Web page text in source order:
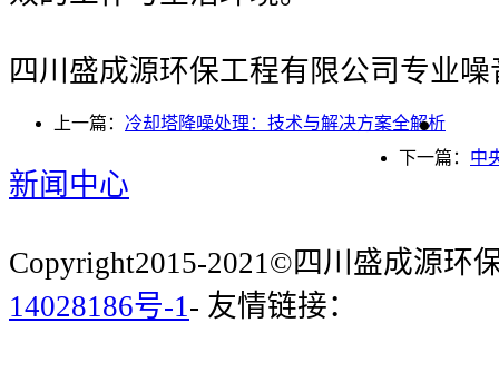
四川盛成源环保工程有限公司专业
上一篇： 冷却塔降噪处理：技术与解决方案全解析
下一篇： 中
新闻中心
Copyright2015-2021©四川盛成源环
14028186号-1 - 友情链接：